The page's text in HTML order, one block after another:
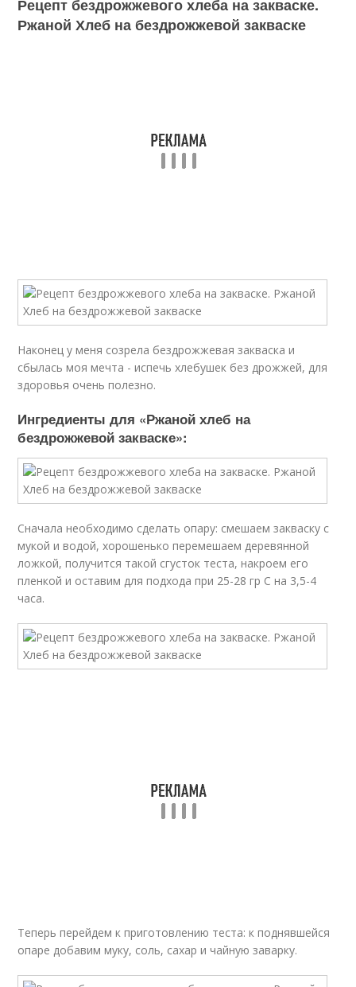
Рецепт бездрожжевого хлеба на закваске.
Ржаной Хлеб на бездрожжевой закваске
Наконец у меня созрела бездрожжевая закваска и
сбылась моя мечта - испечь хлебушек без дрожжей, для
здоровья очень полезно.
Ингредиенты для «Ржаной хлеб на
бездрожжевой закваске»:
Сначала необходимо сделать опару: смешаем закваску с
мукой и водой, хорошенько перемешаем деревянной
ложкой, получится такой сгусток теста, накроем его
пленкой и оставим для подхода при 25-28 гр С на 3,5-4
часа.
Теперь перейдем к приготовлению теста: к поднявшейся
опаре добавим муку, соль, сахар и чайную заварку.